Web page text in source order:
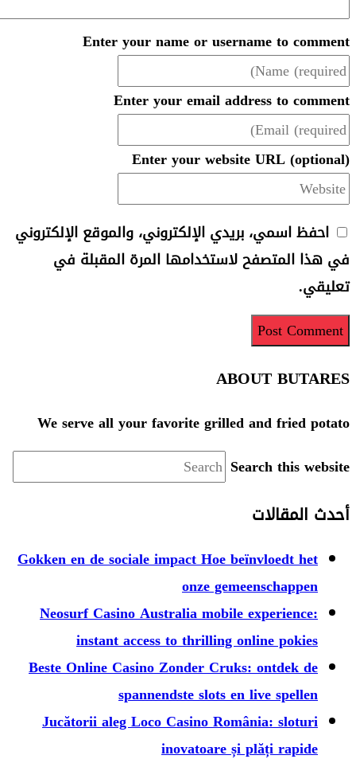
Enter your name or
Enter your
Enter your
والموقع الإلكتروني
المرة المقبلة في
We serve all your favorite
Gokken en de sociale impact
Neosurf Casino Australia
instant access to
Beste Online Casino Zonder
spannendste
Jucătorii aleg Loco Casino